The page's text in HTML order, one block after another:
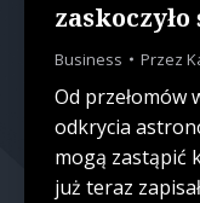
Business Przez
Od przełomów
odkrycia
mogą zastąpić
już teraz